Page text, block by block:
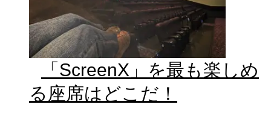
「ScreenX」を最も楽しめ
る座席はどこだ！